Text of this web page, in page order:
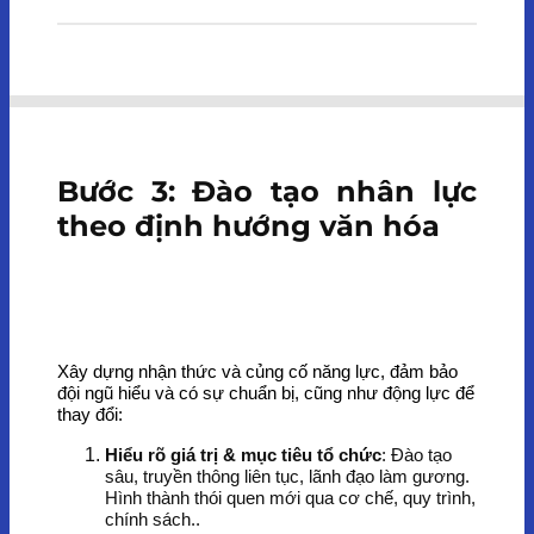
Bước 3: Đào tạo nhân lực
theo định hướng văn hóa
Xây dựng nhận thức và củng cố năng lực, đảm bảo
đội ngũ hiểu và có sự chuẩn bị, cũng như động lực để
thay đổi:
Hiểu rõ giá trị & mục tiêu tổ chức: Đào tạo
sâu, truyền thông liên tục, lãnh đạo làm gương.
Hình thành thói quen mới qua cơ chế, quy trình,
chính sách..